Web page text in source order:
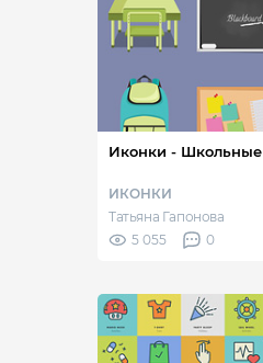
Иконки - Школьные
ИКОНКИ
Татьяна Гапонова
5 055
0